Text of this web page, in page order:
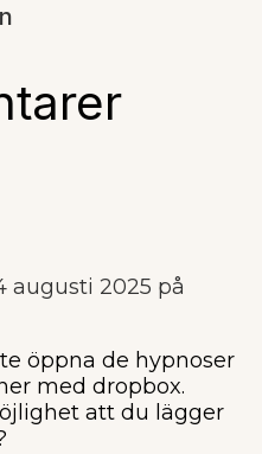
augusti 2025 på
öppna de hypnoser
med dropbox.
att du lägger